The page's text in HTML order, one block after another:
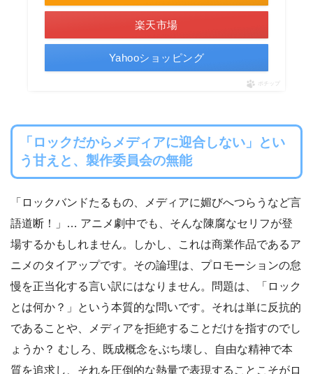
楽天市場
Yahooショッピング
ポチップ
「ロックだからメディアに迎合しない」とい
う甘えと、製作委員会の無能
「ロックバンドたるもの、メディアに媚びへつらうなど言
語道断！」… アニメ劇中でも、そんな陳腐なセリフが登
場するかもしれません。しかし、これは商業作品であるア
ニメのタイアップです。その論理は、プロモーションの怠
慢を正当化する言い訳にはなりません。問題は、「ロック
とは何か？」という本質的な問いです。それは単に反抗的
であることや、メディアを拒絶することだけを指すのでし
ょうか？ むしろ、既成概念をぶち壊し、自由な精神で本
質を追求し、それを圧倒的な熱量で表現することこそがロ